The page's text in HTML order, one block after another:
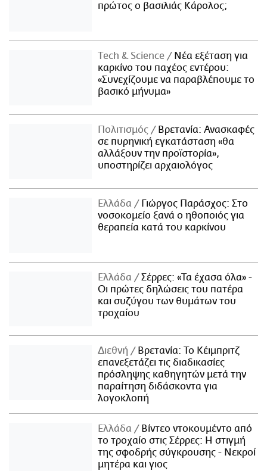
πρώτος ο βασιλιάς Κάρολος;
Τech & Science
Νέα εξέταση για
καρκίνο του παχέος εντέρου:
«Συνεχίζουμε να παραβλέπουμε το
βασικό μήνυμα»
Πολιτισμός
Βρετανία: Ανασκαφές
σε πυρηνική εγκατάσταση «θα
αλλάξουν την προϊστορία»,
υποστηρίζει αρχαιολόγος
Ελλάδα
Γιώργος Παράσχος: Στο
νοσοκομείο ξανά ο ηθοποιός για
θεραπεία κατά του καρκίνου
Ελλάδα
Σέρρες: «Τα έχασα όλα» -
Οι πρώτες δηλώσεις του πατέρα
και συζύγου των θυμάτων του
τροχαίου
Διεθνή
Βρετανία: Το Κέιμπριτζ
επανεξετάζει τις διαδικασίες
πρόσληψης καθηγητών μετά την
παραίτηση διδάσκοντα για
λογοκλοπή
Ελλάδα
Βίντεο ντοκουμέντο από
το τροχαίο στις Σέρρες: Η στιγμή
της σφοδρής σύγκρουσης - Νεκροί
μητέρα και γιος